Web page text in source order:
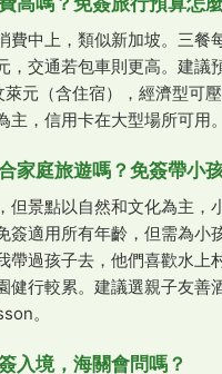
費中上，類似新加坡。三餐
，交通若包車則更高。建議
萊元（含住宿），經濟型可壓
主，信用卡在大型場所可用。
家庭旅遊嗎？免簽帶小
但景點以自然和文化為主，
簽適用所有年齡，但需為小
帶過孩子去，他們喜歡水上
健行較累。建議選親子友善
。
入境，海關會問嗎？